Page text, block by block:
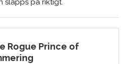
släpps på riktigt.
Rogue Prince of